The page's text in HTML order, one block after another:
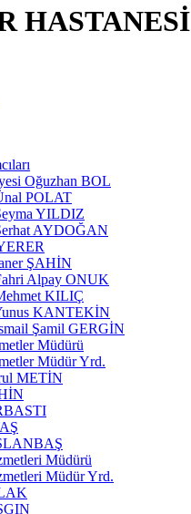
HASTANESİ
Oğuzhan BOL
POLAT
YILDIZ
AYDOĞAN
ŞAHİN
Alpay ONUK
KILIÇ
KANTEKİN
Şamil GERGİN
Müdürü
Müdür Yrd.
METİN
Müdürü
Müdür Yrd.